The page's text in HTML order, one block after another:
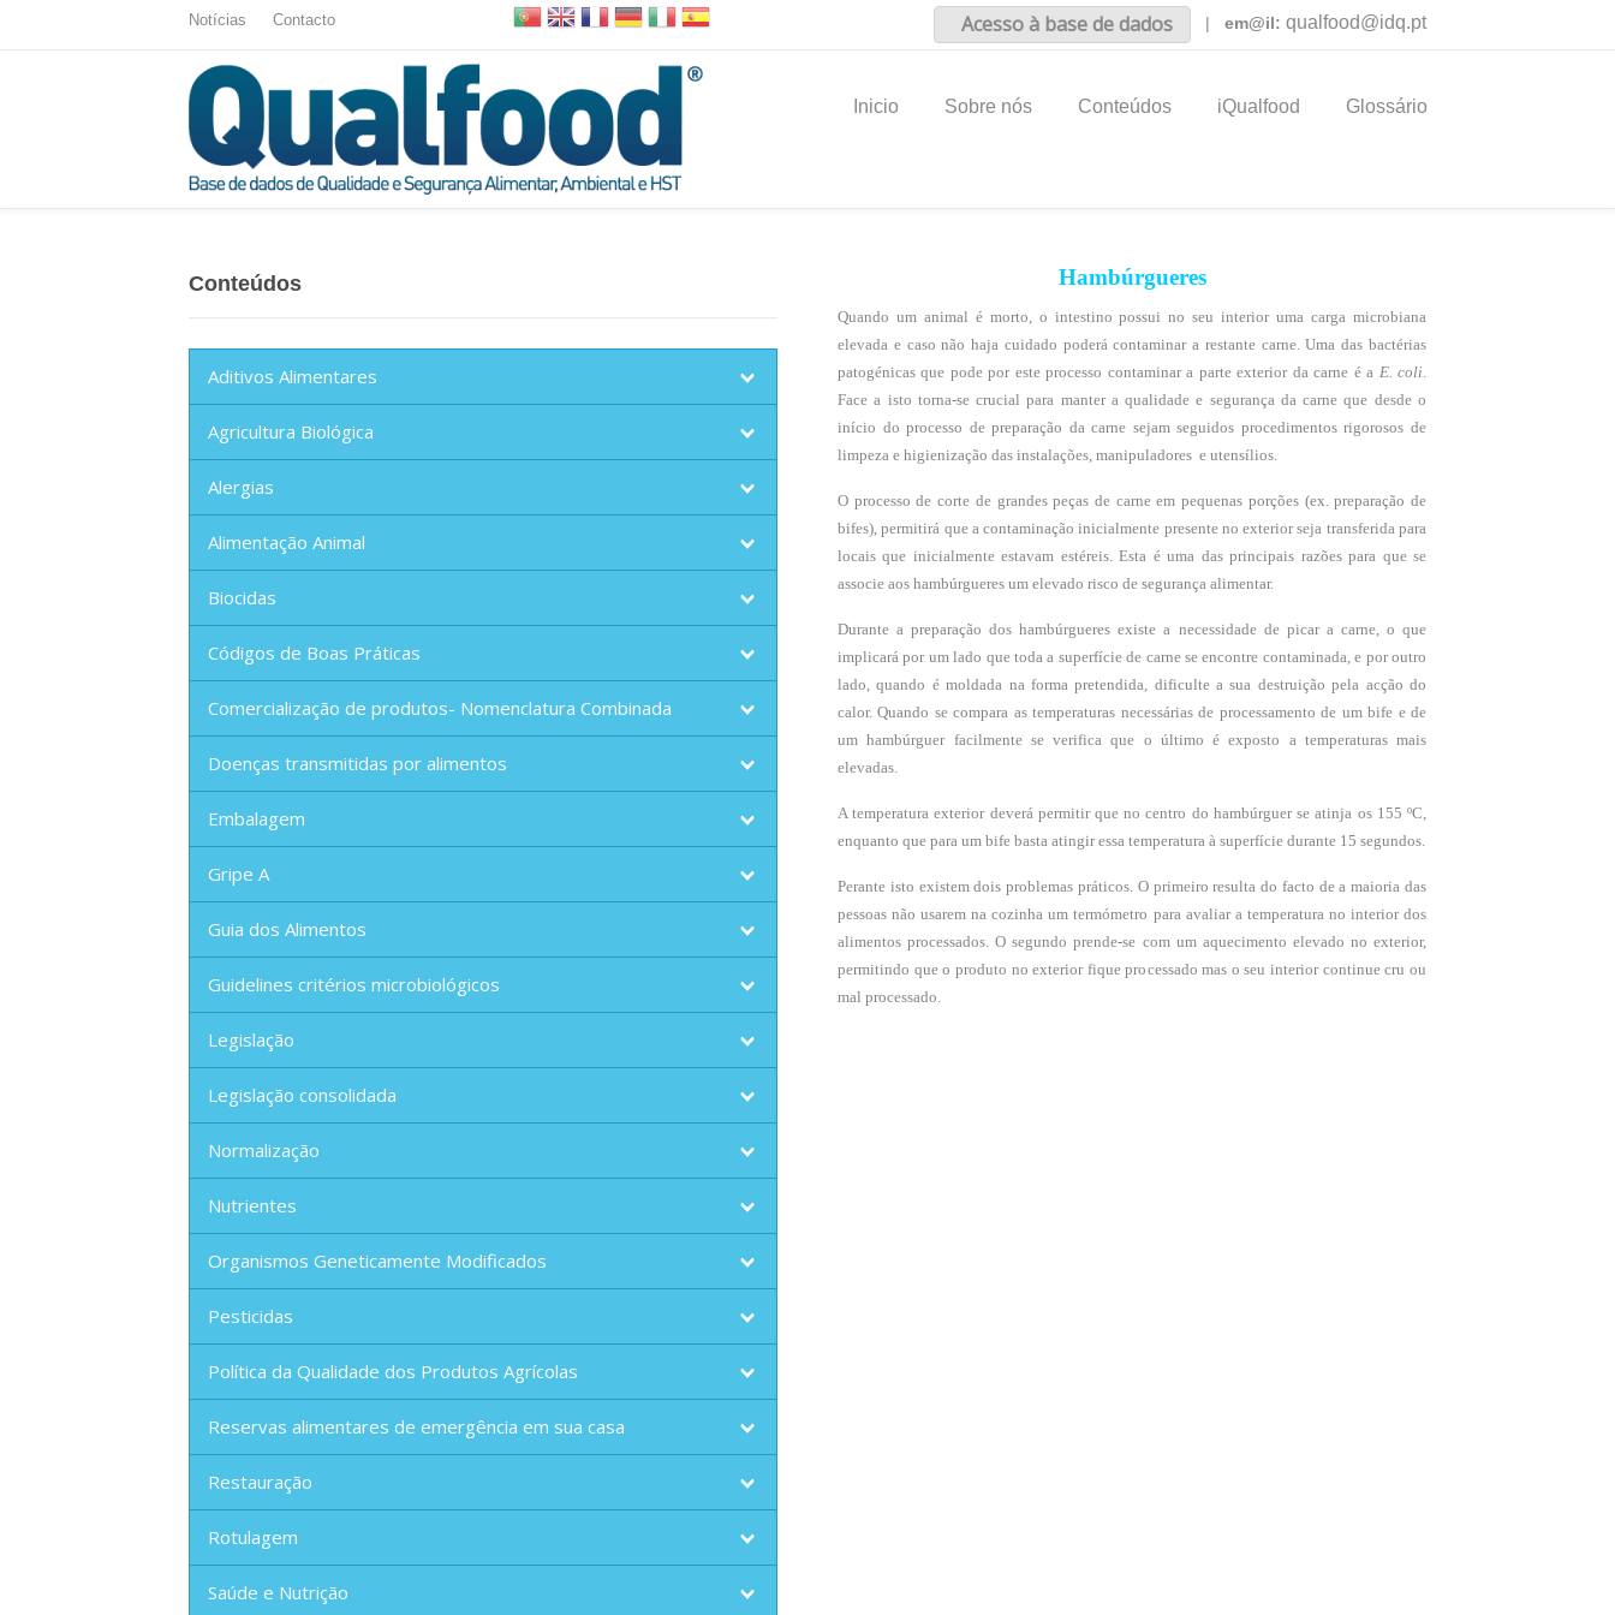
Notícias Contacto Acesso à base de dados | em@il: qualfood@idq.pt
Inicio Sobre nós Conteúdos iQualfood Glossário
Hambúrgueres
Quando um animal é morto, o intestino possui no seu interior uma carga microbiana
elevada e caso não haja cuidado poderá contaminar a restante carne. Uma das bactérias
patogénicas que pode por este processo contaminar a parte exterior da carne é a E. coli.
Face a isto torna-se crucial para manter a qualidade e segurança da carne que desde o
início do processo de preparação da carne sejam seguidos procedimentos rigorosos de
limpeza e higienização das instalações, manipuladores e utensílios.
O processo de corte de grandes peças de carne em pequenas porções (ex. preparação de
bifes), permitirá que a contaminação inicialmente presente no exterior seja transferida para
locais que inicialmente estavam estéreis. Esta é uma das principais razões para que se
associe aos hambúrgueres um elevado risco de segurança alimentar.
Durante a preparação dos hambúrgueres existe a necessidade de picar a carne, o que
implicará por um lado que toda a superfície de carne se encontre contaminada, e por outro
lado, quando é moldada na forma pretendida, dificulte a sua destruição pela acção do
calor. Quando se compara as temperaturas necessárias de processamento de um bife e de
um hambúrguer facilmente se verifica que o último é exposto a temperaturas mais
elevadas.
A temperatura exterior deverá permitir que no centro do hambúrguer se atinja os 155 ºC,
enquanto que para um bife basta atingir essa temperatura à superfície durante 15 segundos.
Perante isto existem dois problemas práticos. O primeiro resulta do facto de a maioria das
pessoas não usarem na cozinha um termómetro para avaliar a temperatura no interior dos
alimentos processados. O segundo prende-se com um aquecimento elevado no exterior,
permitindo que o produto no exterior fique processado mas o seu interior continue cru ou
mal processado.
Conteúdos
Aditivos Alimentares
Agricultura Biológica
Alergias
Alimentação Animal
Biocidas
Códigos de Boas Práticas
Comercialização de produtos- Nomenclatura Combinada
Doenças transmitidas por alimentos
Embalagem
Gripe A
Guia dos Alimentos
Guidelines critérios microbiológicos
Legislação
Legislação consolidada
Normalização
Nutrientes
Organismos Geneticamente Modificados
Pesticidas
Política da Qualidade dos Produtos Agrícolas
Reservas alimentares de emergência em sua casa
Restauração
Rotulagem
Saúde e Nutrição